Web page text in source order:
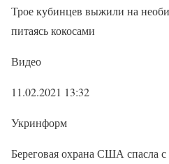
Трое кубинцев выжили на
питаясь кокосами
Видео
11.02.2021 13:32
Укринформ
Береговая охрана США спасла с